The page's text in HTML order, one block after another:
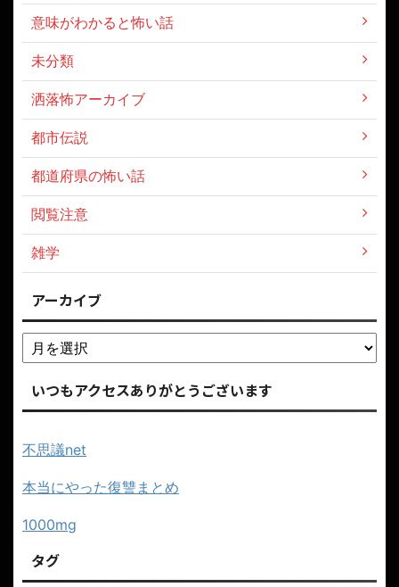
意味がわかると怖い話
未分類
洒落怖アーカイブ
都市伝説
都道府県の怖い話
閲覧注意
雑学
アーカイブ
いつもアクセスありがとうございます
不思議net
本当にやった復讐まとめ
1000mg
タグ